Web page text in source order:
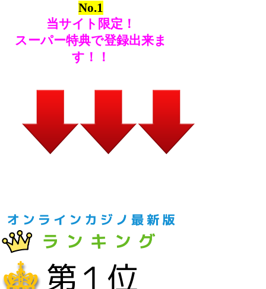
No.1
当サイト限定！
スーパー特典で登録出来ま
す！！